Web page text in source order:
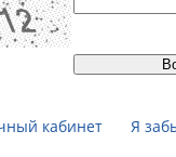
кабинет Я